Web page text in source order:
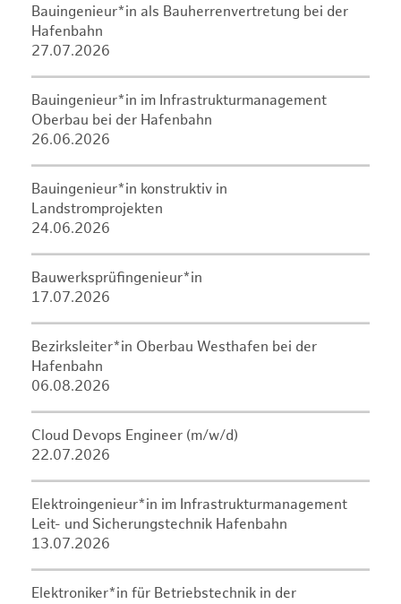
Bauingenieur*in als Bauherrenvertretung bei der
Hafenbahn
27.07.2026
Bauingenieur*in im Infrastrukturmanagement
Oberbau bei der Hafenbahn
26.06.2026
Bauingenieur*in konstruktiv in
Landstromprojekten
24.06.2026
Bauwerksprüfingenieur*in
17.07.2026
Bezirksleiter*in Oberbau Westhafen bei der
Hafenbahn
06.08.2026
Cloud Devops Engineer (m/w/d)
22.07.2026
Elektroingenieur*in im Infrastrukturmanagement
Leit- und Sicherungstechnik Hafenbahn
13.07.2026
Elektroniker*in für Betriebstechnik in der